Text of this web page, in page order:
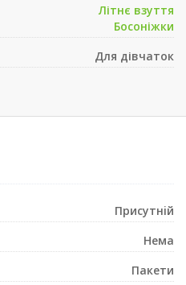
Літнє взуття
Босоніжки
Для дівчаток
Присутнiй
Нема
Пакети